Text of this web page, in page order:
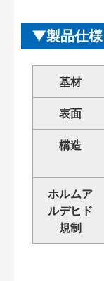
製品仕様
基材
表面
構造
ホルムア
ルデヒド
規制